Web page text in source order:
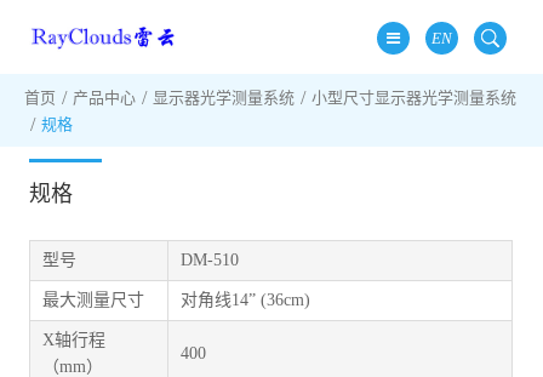
EN
首页 产品中心 显示器光学测量系统
小型尺寸显示器光学测量系统
规格
规格
型号 DM-510
最大测量尺寸 对角线14” (36cm)
X轴行程
（mm）
400